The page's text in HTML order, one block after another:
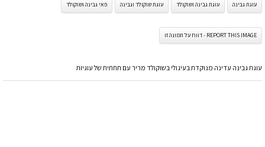
עוגת גבינה עוגת גבינה ושוקולד עוגת שוקולד וגבינה פאי גבינה ושוקולד
REPORT THIS IMAGE - דווח על תמונה זו
עוגת גבינה עדינה מנוקדת בעיגולי בשוקולד מריר עם תחתית של עוגיות